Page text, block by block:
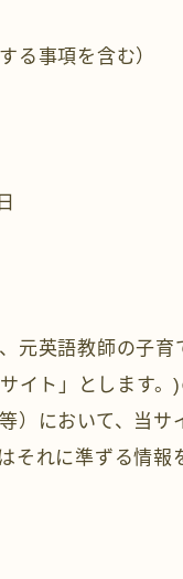
る事項を含む）
元英語教師の子
イト」とします
）において、当
それに準ずる情